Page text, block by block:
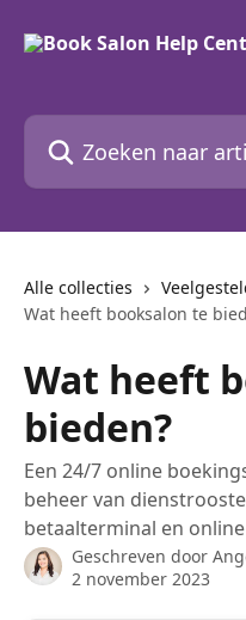
Zoeken naar artikelen ...
Alle collecties
Wat heeft booksalon te
Wat heeft
bieden?
Een 24/7 online
beheer van
betaalterminal en
Geschreven door
2 november 2023